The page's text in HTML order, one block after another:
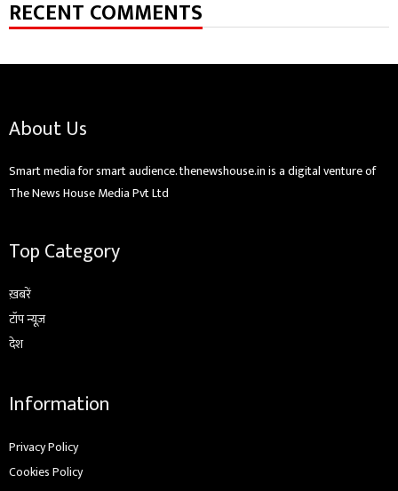
RECENT COMMENTS
About Us
Smart media for smart audience. thenewshouse.in is a digital venture of
The News House Media Pvt Ltd
Top Category
ख़बरें
टॉप न्यूज़
देश
Information
Privacy Policy
Cookies Policy